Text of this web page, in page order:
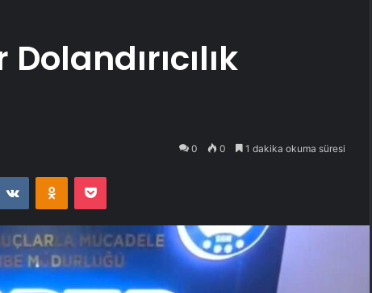
0 0 1 dakika okuma süresi
VKontakteOdnoklassniki
Pocket